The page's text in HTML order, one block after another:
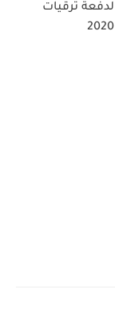
لدفعة ترقيات
2020